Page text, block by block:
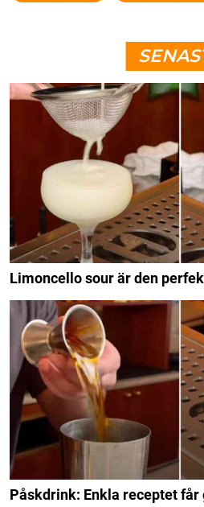
Limoncello sour är den
Påskdrink: Enkla receptet får